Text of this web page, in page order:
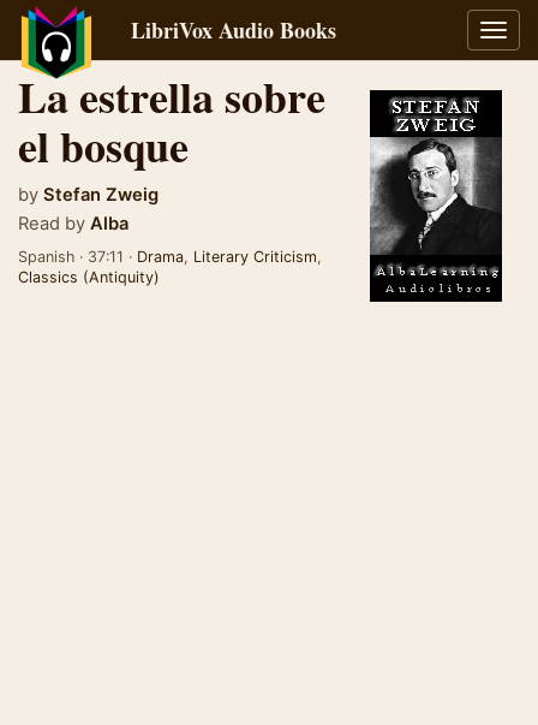
LibriVox Audio Books
La estrella sobre
el bosque
by Stefan Zweig
Read by Alba
Spanish · 37:11 · Drama, Literary Criticism,
Classics (Antiquity)